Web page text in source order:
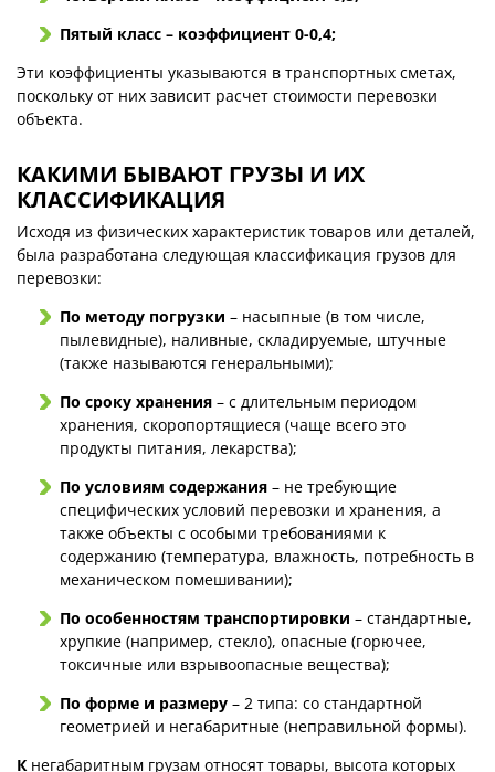
Пятый класс – коэффициент 0-0,4;
Эти коэффициенты указываются в транспортных сметах,
поскольку от них зависит расчет стоимости перевозки
объекта.
КАКИМИ БЫВАЮТ ГРУЗЫ И ИХ
КЛАССИФИКАЦИЯ
Исходя из физических характеристик товаров или деталей,
была разработана следующая классификация грузов для
перевозки:
По методу погрузки – насыпные (в том числе,
пылевидные), наливные, складируемые, штучные
(также называются генеральными);
По сроку хранения – с длительным периодом
хранения, скоропортящиеся (чаще всего это
продукты питания, лекарства);
По условиям содержания– не требующие
специфических условий перевозки и хранения, а
также объекты с особыми требованиями к
содержанию (температура, влажность, потребность в
механическом помешивании);
По особенностям транспортировки – стандартные,
хрупкие (например, стекло), опасные (горючее,
токсичные или взрывоопасные вещества);
По форме и размеру– 2 типа: со стандартной
геометрией и негабаритные (неправильной формы).
К негабаритным грузам относят товары, высота которых